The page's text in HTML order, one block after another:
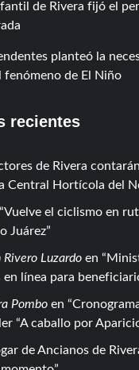
de Rivera fijó el
planteó la
fenómeno de El Niño
recientes
de Rivera
Central Hortícola del
Vuelve el ciclismo en
Juárez
Luzardo en
línea para
Pombo en
“A caballo por
de Ancianos de